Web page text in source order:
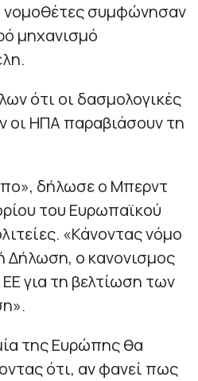
νομοθέτες συμφώνησαν
μηχανισμό
ότι οι δασμολογικές
οι ΗΠΑ παραβιάσουν τη
δήλωσε ο Μπερντ
του Ευρωπαϊκού
«Κάνοντας νόμο
Δήλωση, ο κανονισμος
για τη βελτίωση των
της Ευρώπης θα
ότι, αν φανεί πως